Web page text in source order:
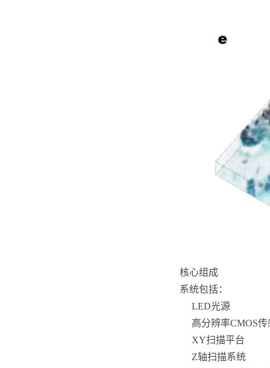
核心组成
系统包括：
LED光源
高分辨率CMOS传
XY扫描平台
Z轴扫描系统